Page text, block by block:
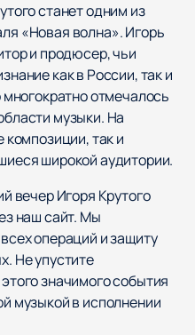
станет одним из
«Новая волна». Игорь
и продюсер, чьи
как в России, так и
отмечалось
музыки. На
композиции, так и
широкой аудитории.
вечер Игоря Крутого
наш сайт. Мы
операций и защиту
Не упустите
значимого события
музыкой в исполнении